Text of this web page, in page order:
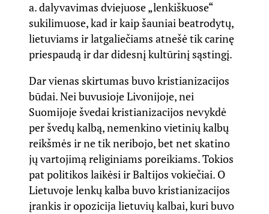
a. dalyvavimas dviejuose „lenkiškuose“
sukilimuose, kad ir kaip šauniai beatrodytų,
lietuviams ir latgaliečiams atnešė tik carinę
priespaudą ir dar didesnį kultūrinį sąstingį.
Dar vienas skirtumas buvo kristianizacijos
būdai. Nei buvusioje Livonijoje, nei
Suomijoje švedai kristianizacijos nevykdė
per švedų kalbą, nemenkino vietinių kalbų
reikšmės ir ne tik neribojo, bet net skatino
jų vartojimą religiniams poreikiams. Tokios
pat politikos laikėsi ir Baltijos vokiečiai. O
Lietuvoje lenkų kalba buvo kristianizacijos
įrankis ir opozicija lietuvių kalbai, kuri buvo